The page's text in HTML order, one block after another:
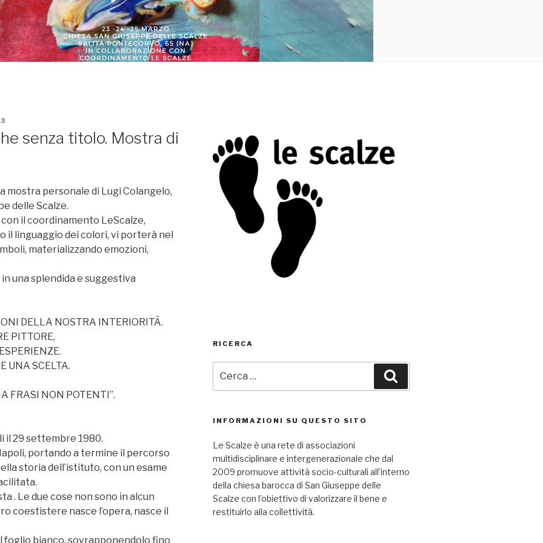
senza titolo. Mostra di
mostra personale di Lugi Colangelo,
delle Scalze.
il coordinamento LeScalze,
il linguaggio dei colori, vi porterà nel
materializzando emozioni,
una splendida e suggestiva
DELLA NOSTRA INTERIORITÀ.
PITTORE,
UNA SCELTA.
FRASI NON POTENTI”.
il 29 settembre 1980.
portando a termine il percorso
storia dell’istituto, con un esame
. Le due cose non sono in alcun
coestistere nasce l’opera, nasce il
foglio bianco, sovrapponendolo fino
RICERCA
INFORMAZIONI SU QUESTO SITO
Le Scalze è una rete di associazioni
multidisciplinare e intergenerazionale che dal
2009 promuove attività socio-culturali all’interno
della chiesa barocca di San Giuseppe delle
Scalze con l’obiettivo di valorizzare il bene e
restituirlo alla collettività.